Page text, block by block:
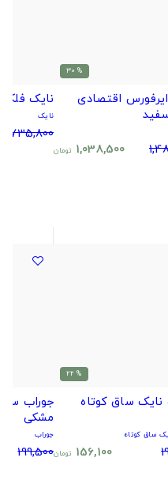
% 30
اقتصادی
1,038,500 تومان
نایک
نایک
1,735,800
% 22
نایک ساق کوتاه
ساق کوتاه
156,100 تومان
جوراب
مشکی
جوراب
199,500